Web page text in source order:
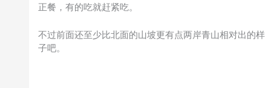
正餐，有的吃就赶紧吃。
不过前面还至少比北面的山坡更有点两岸青山相对出的样
子吧。